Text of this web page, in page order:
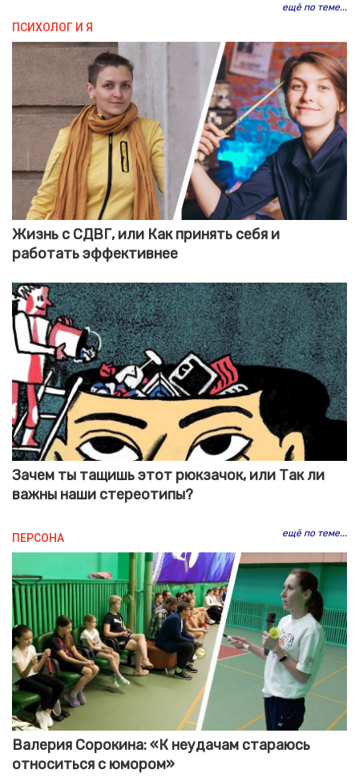
ещё по теме...
ПСИХОЛОГ И Я
Жизнь с СДВГ, или Как принять себя и
работать эффективнее
Зачем ты тащишь этот рюкзачок, или Так ли
важны наши стереотипы?
ещё по теме...
ПЕРСОНА
Валерия Сорокина: «К неудачам стараюсь
относиться с юмором»